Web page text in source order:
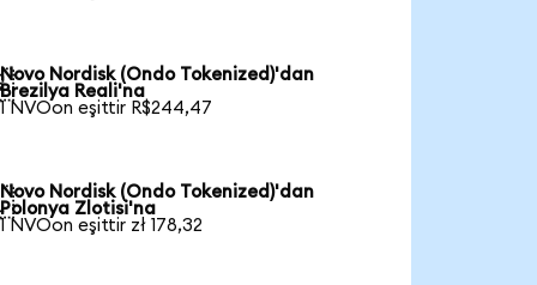
Novo Nordisk (Ondo Tokenized)'dan
Brezilya Reali'na
1 NVOon eşittir R$244,47
Novo Nordisk (Ondo Tokenized)'dan
Polonya Zlotisi'na
1 NVOon eşittir zł 178,32